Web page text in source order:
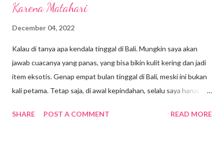
Karena Matahari
December 04, 2022
Kalau di tanya apa kendala tinggal di Bali. Mungkin saya akan
jawab cuacanya yang panas, yang bisa bikin kulit kering dan jadi
item eksotis. Genap empat bulan tinggal di Bali, meski ini bukan
kali petama. Tetap saja, di awal kepindahan, selalu saya harus
tinggal di Ubud yang suasana dan cuacanya masih terasa sejuk.
SHARE POST A COMMENT READ MORE